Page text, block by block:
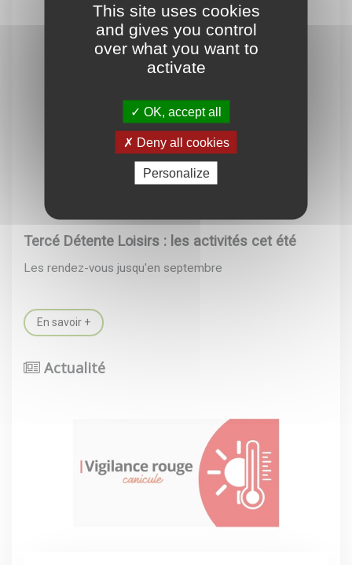
Tercé Détente Loisirs : les activités cet été
Les rendez-vous jusqu'en septembre
En savoir +
Actualité
This site uses cookies
and gives you control
over what you want to
activate
OK, accept all
Deny all cookies
Personalize